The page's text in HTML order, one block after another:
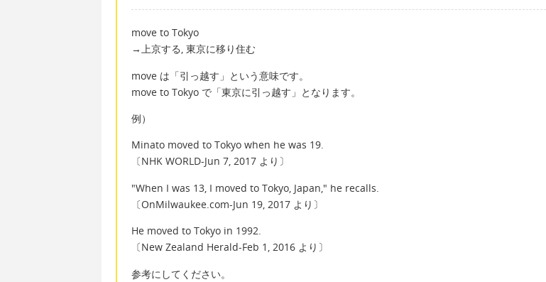
move to Tokyo
→上京する, 東京に移り住む
move は「引っ越す」という意味です。
move to Tokyo で「東京に引っ越す」となります。
例）
Minato moved to Tokyo when he was 19.
〔NHK WORLD-Jun 7, 2017 より〕
"When I was 13, I moved to Tokyo, Japan," he recalls.
〔OnMilwaukee.com-Jun 19, 2017 より〕
He moved to Tokyo in 1992.
〔New Zealand Herald-Feb 1, 2016 より〕
参考にしてください。